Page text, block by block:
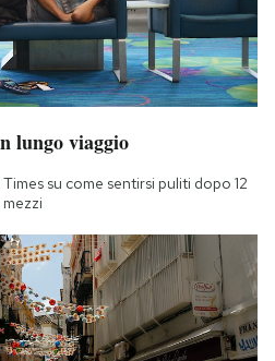
lungo viaggio
su come sentirsi puliti dopo 12